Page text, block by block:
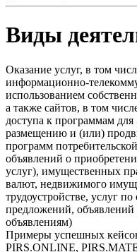
Виды
Оказание услуг, в том
информационно-
использованием
а также сайтов, в том
доступа к программам
размещению и (или)
программ
объявлений о
услуг), имущественных
валют, недвижимого
трудоустройстве, услуг
предложений,
объявлениям)
Примеры успешных
PIRS.ONLINE,